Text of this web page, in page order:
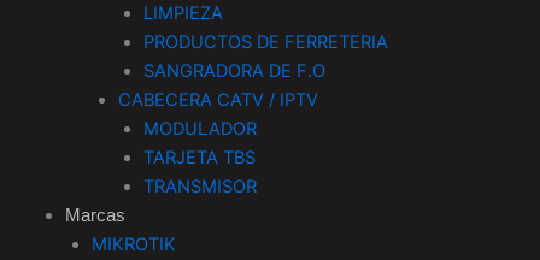
LIMPIEZA
PRODUCTOS DE FERRETERIA
SANGRADORA DE F.O
CABECERA CATV / IPTV
MODULADOR
TARJETA TBS
TRANSMISOR
Marcas
MIKROTIK